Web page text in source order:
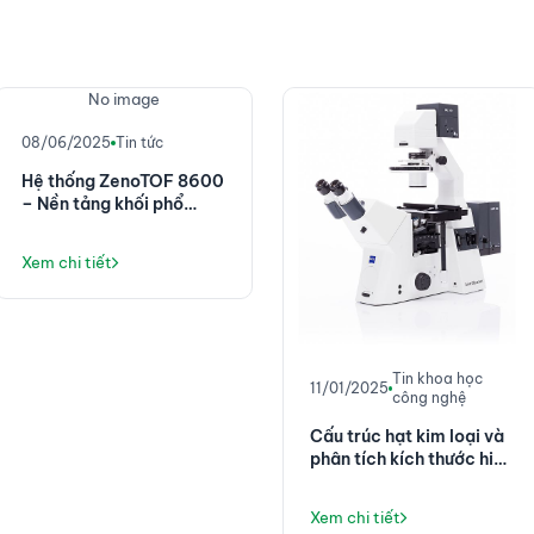
No image
08/06/2025 Tin tức
Hệ thống ZenoTOF 8600
– Nền tảng khối phổ
nhạy đột phá
Xem chi tiết
11/01/2025
Tin khoa học
công nghệ
Cấu trúc hạt kim loại và
phân tích kích thước hiển
Xem chi tiết